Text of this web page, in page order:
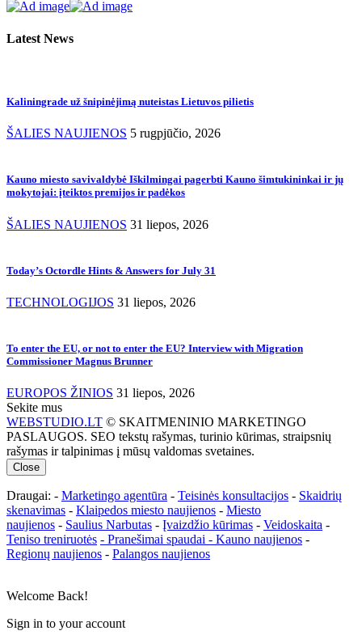
Latest News
Kaliningrade už šnipinėjimą nuteistas Lietuvos pilietis
ŠALIES NAUJIENOS 5 rugpjūčio, 2026
Kauno miesto savivaldybė Iškilmingai pagerbti Kauno šimtukininkai ir jų
mokytojai: įteiktos premijos ir padėkos
ŠALIES NAUJIENOS 31 liepos, 2026
Today’s Octordle Hints & Answers for July 31
TECHNOLOGIJOS 31 liepos, 2026
To enter the EU, or not to enter the EU? Interview with Migration
Commissioner Magnus Brunner
EUROPOS ŽINIOS 31 liepos, 2026
Sekite mus
WEBSTUDIO.LT © SKAITMENINIO MARKETINGO
PASLAUGOS. SEO tekstų rašymas, turinio kūrimas, straipsnių
rašymas ir talpinimas į mūsų valdomas svetaines.
Close
Draugai: - Marketingo agentūra - Teisinės konsultacijos - Skaidrių
skenavimas - Klaipedos miesto naujienos - Miesto
naujienos - Saulius Narbutas - Įvaizdžio kūrimas - Veidoskaita -
Teniso treniruotės - Pranešimai spaudai - Kauno naujienos -
Regionų naujienos - Palangos naujienos
Welcome Back!
Sign in to your account